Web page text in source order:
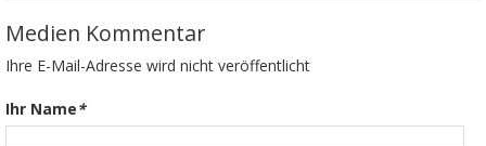
Medien Kommentar
Ihre E-Mail-Adresse wird nicht veröffentlicht
Ihr Name*